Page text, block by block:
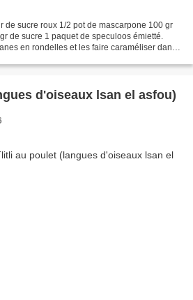
de sucre roux 1/2 pot de mascarpone 100 gr
de sucre 1 paquet de speculoos émietté.
en rondelles et les faire caraméliser dans
d'oiseaux lsan el asfou)